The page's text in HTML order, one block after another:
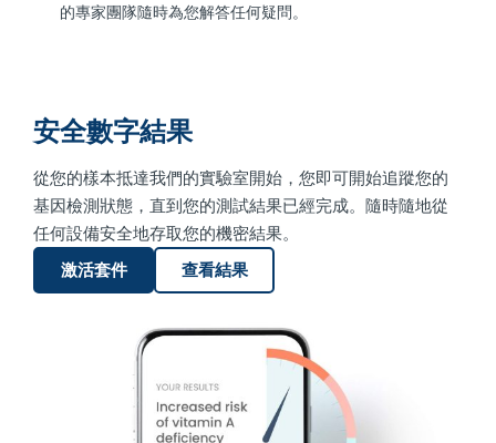
的專家團隊隨時為您解答任何疑問。
安全數字結果
從您的樣本抵達我們的實驗室開始，您即可開始追蹤您的
基因檢測狀態，直到您的測試結果已經完成。隨時隨地從
任何設備安全地存取您的機密結果。
激活套件
查看結果